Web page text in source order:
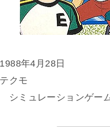
年4月28日
クモ
シミュレーションゲー